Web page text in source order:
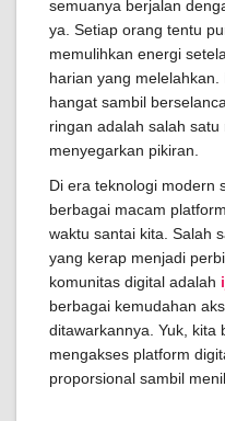
semuanya berjalan
ya. Setiap orang tentu
memulihkan energi
harian yang
hangat sambil
ringan adalah salah
menyegarkan pikiran.
Di era teknologi modern
berbagai macam
waktu santai kita. Salah
yang kerap menjadi
komunitas digital adalah
berbagai kemudahan
ditawarkannya. Yuk, kita
mengakses platform
proporsional sambil